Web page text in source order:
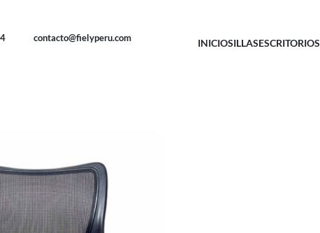
contacto@fielyperu.com INICIOSILLASESCRITORIOS